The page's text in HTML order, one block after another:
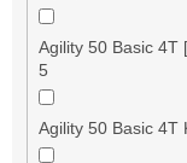
Agility 50 Basic 4T
5
Agility 50 Basic 4T